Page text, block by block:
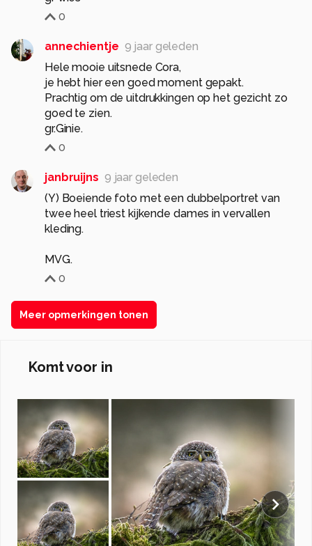
0
annechientje 9 jaar geleden
Hele mooie uitsnede Cora,
je hebt hier een goed moment gepakt.
Prachtig om de uitdrukkingen op het gezicht zo
goed te zien.
gr.Ginie.
0
janbruijns 9 jaar geleden
(Y) Boeiende foto met een dubbelportret van
twee heel triest kijkende dames in vervallen
kleding.
MVG.
0
Meer opmerkingen tonen
Komt voor in